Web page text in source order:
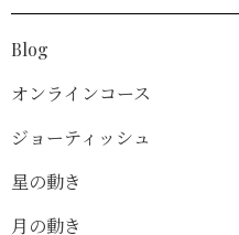
Blog
オンラインコース
ジョーティッシュ
星の動き
月の動き